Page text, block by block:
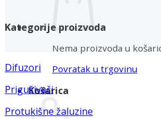
Nema proizvoda u
Povratak u trgovinu
Košarica
Kategorije proizvoda
Difuzori
Prigušivači
Protukišne žaluzine